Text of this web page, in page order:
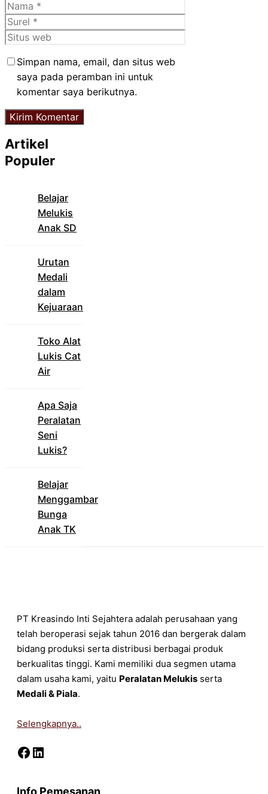
Nama
Surel
Situs
Simpan nama, email, dan situs web
saya pada peramban ini untuk
komentar saya berikutnya.
Artikel
Populer
Belajar
Melukis
Anak SD
Urutan
Medali
dalam
Kejuaraan
Toko Alat
Lukis Cat
Air
Apa Saja
Peralatan
Seni
Lukis?
Belajar
Menggambar
Bunga
Anak TK
PT Kreasindo Inti Sejahtera adalah perusahaan yang
telah beroperasi sejak tahun 2016 dan bergerak dalam
bidang produksi serta distribusi berbagai produk
berkualitas tinggi. Kami memiliki dua segmen utama
dalam usaha kami, yaitu Peralatan Melukis serta
Medali & Piala.
Selengkapnya..
Facebook LinkedIn
Info Pemesanan